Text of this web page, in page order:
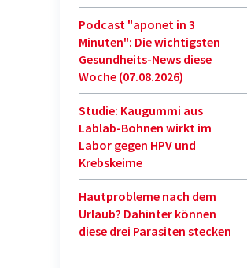
Podcast "aponet in 3
Minuten": Die wichtigsten
Gesundheits-News diese
Woche (07.08.2026)
Studie: Kaugummi aus
Lablab-Bohnen wirkt im
Labor gegen HPV und
Krebskeime
Hautprobleme nach dem
Urlaub? Dahinter können
diese drei Parasiten stecken